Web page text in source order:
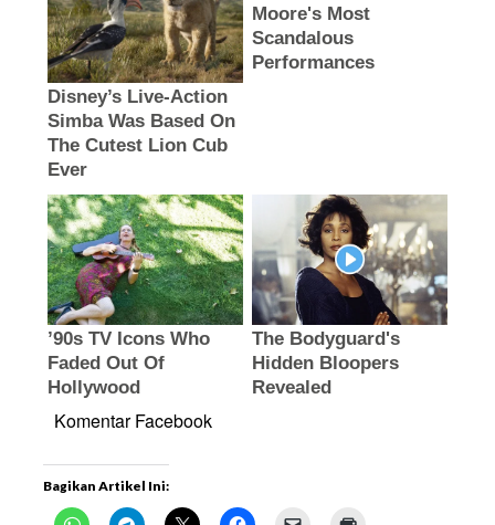
Komentar Facebook
Bagikan Artikel Ini: